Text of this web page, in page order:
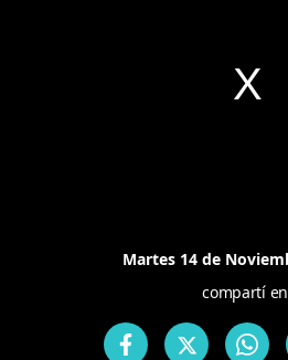
Martes 14 de
compartí